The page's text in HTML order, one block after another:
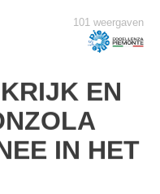
101 weergaven
EN
IN HET